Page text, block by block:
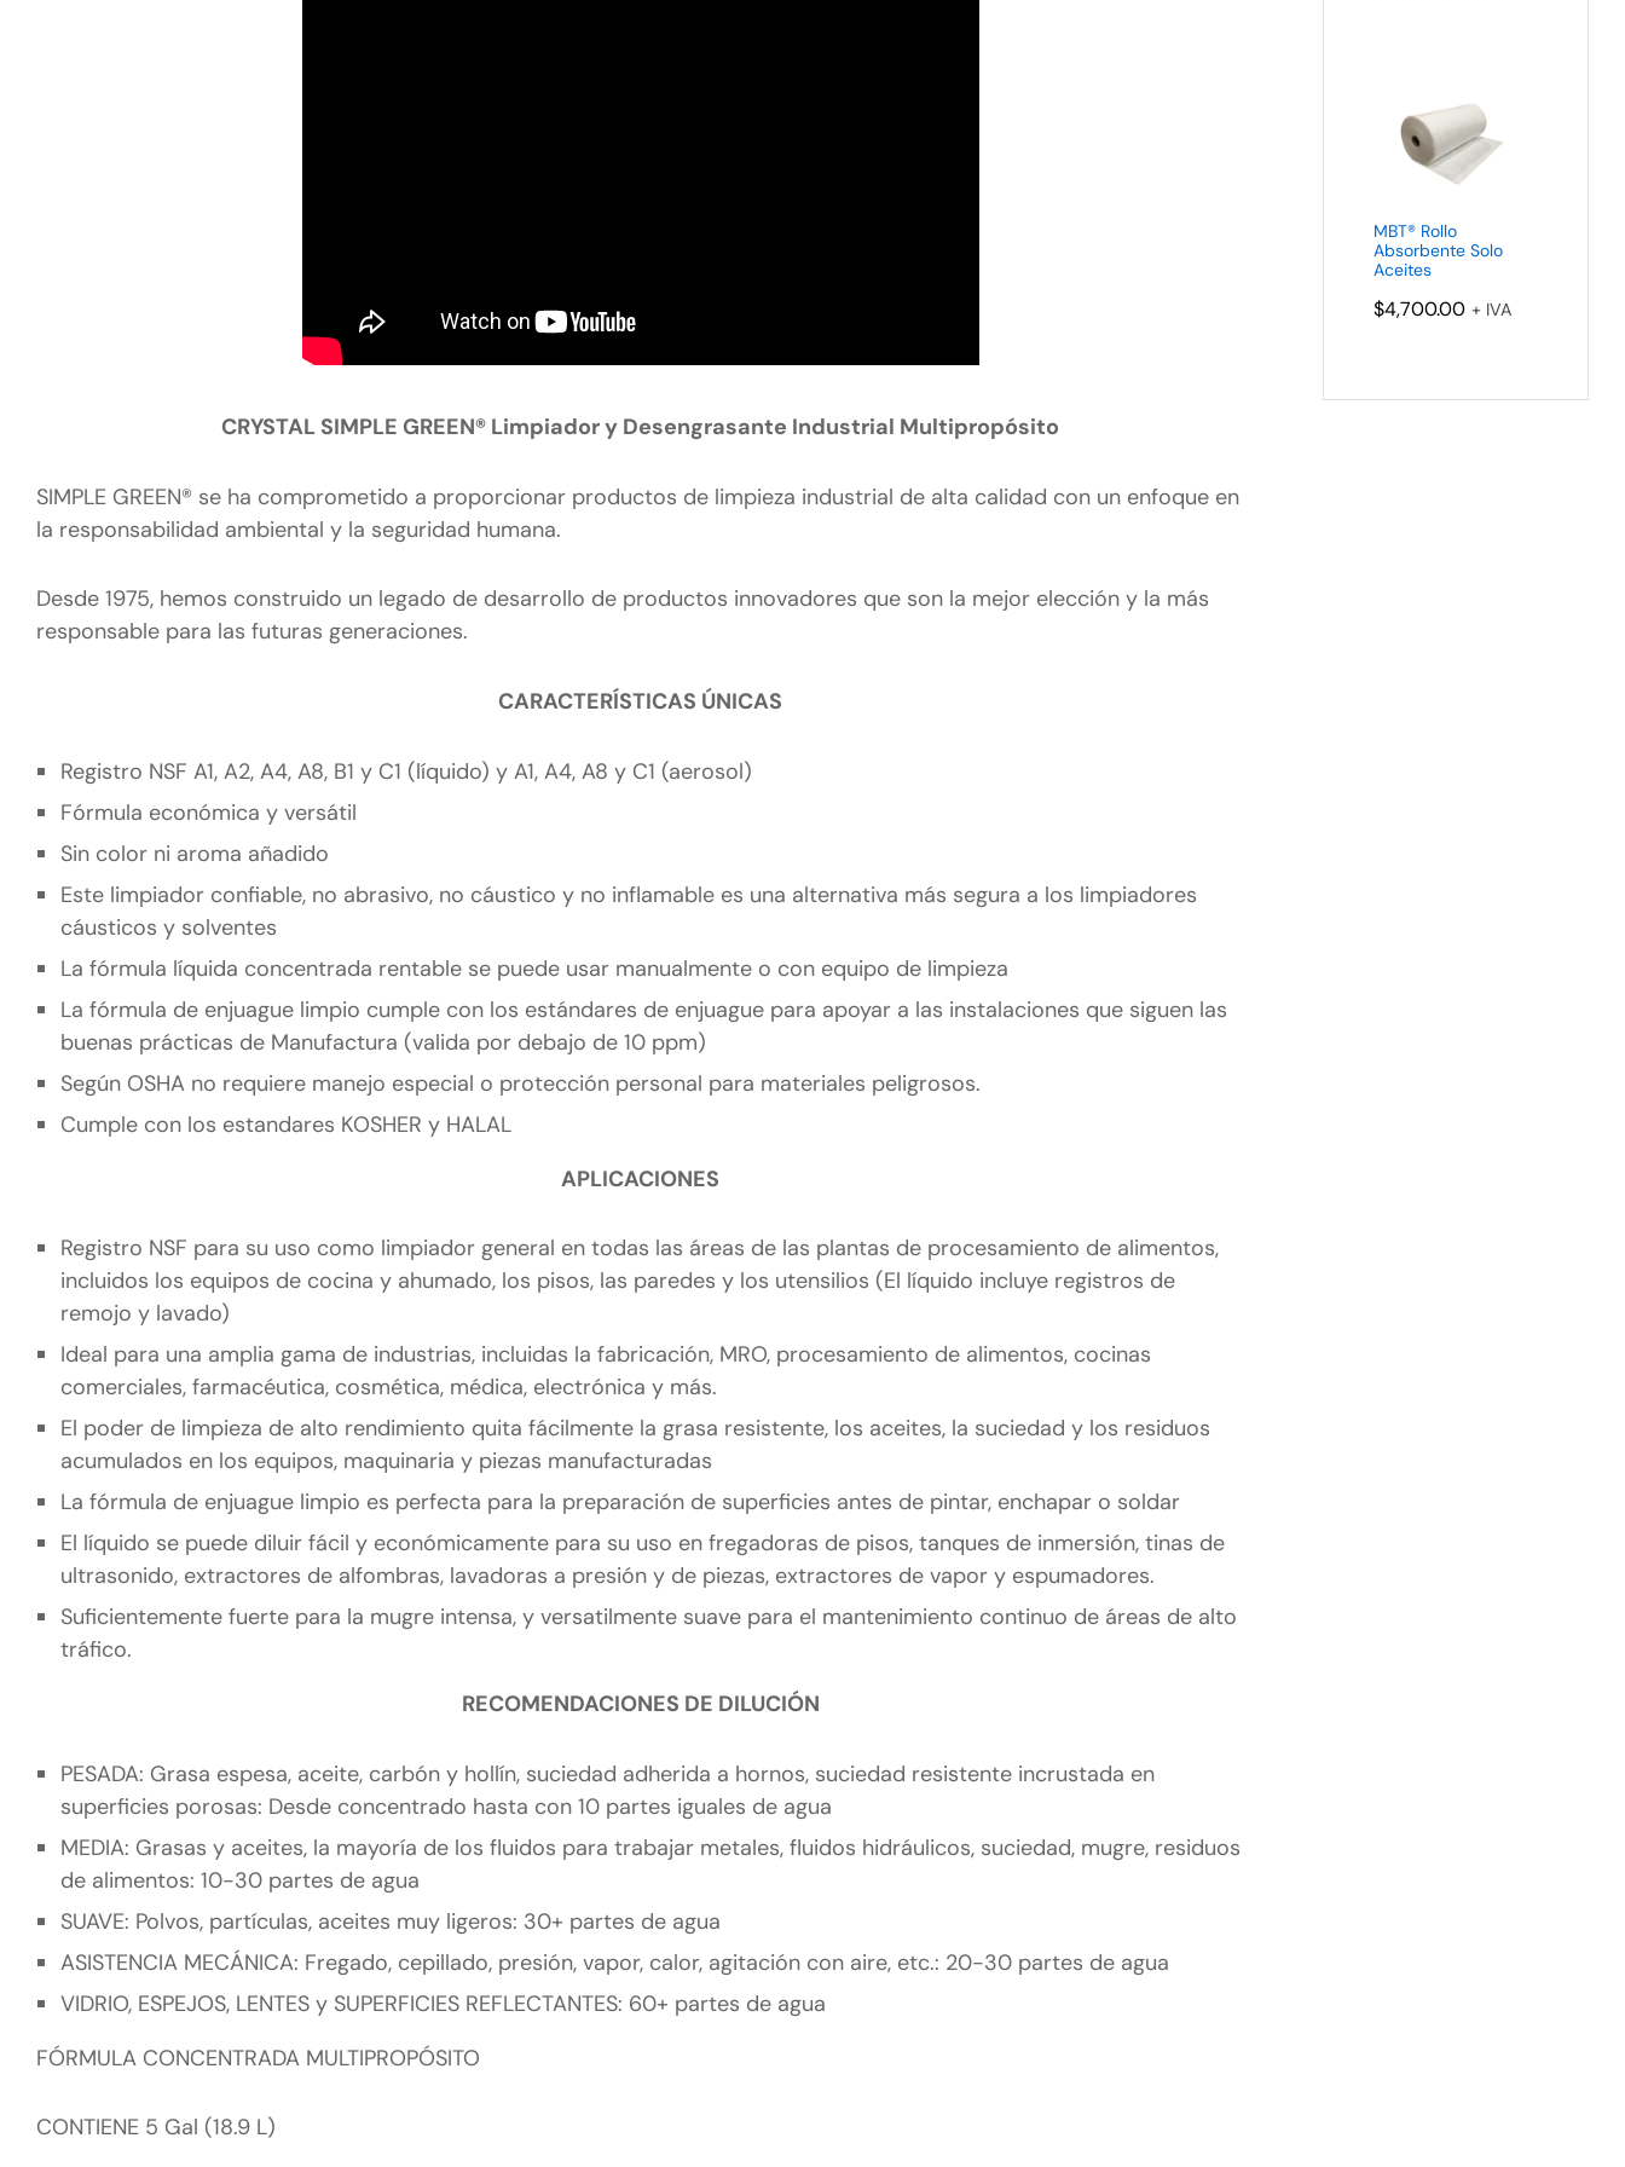
CRYSTAL SIMPLE GREEN® Limpiador y Desengrasante Industrial Multipropósito
SIMPLE GREEN® se ha comprometido a proporcionar productos de limpieza industrial de alta calidad con un enfoque en
la responsabilidad ambiental y la seguridad humana.
Desde 1975, hemos construido un legado de desarrollo de productos innovadores que son la mejor elección y la más
responsable para las futuras generaciones.
CARACTERÍSTICAS ÚNICAS
Registro NSF A1, A2, A4, A8, B1 y C1 (líquido) y A1, A4, A8 y C1 (aerosol)
Fórmula económica y versátil
Sin color ni aroma añadido
Este limpiador confiable, no abrasivo, no cáustico y no inflamable es una alternativa más segura a los limpiadores
cáusticos y solventes
La fórmula líquida concentrada rentable se puede usar manualmente o con equipo de limpieza
La fórmula de enjuague limpio cumple con los estándares de enjuague para apoyar a las instalaciones que siguen las
buenas prácticas de Manufactura (valida por debajo de 10 ppm)
Según OSHA no requiere manejo especial o protección personal para materiales peligrosos.
Cumple con los estandares KOSHER y HALAL
APLICACIONES
Registro NSF para su uso como limpiador general en todas las áreas de las plantas de procesamiento de alimentos,
incluidos los equipos de cocina y ahumado, los pisos, las paredes y los utensilios (El líquido incluye registros de
remojo y lavado)
Ideal para una amplia gama de industrias, incluidas la fabricación, MRO, procesamiento de alimentos, cocinas
comerciales, farmacéutica, cosmética, médica, electrónica y más.
El poder de limpieza de alto rendimiento quita fácilmente la grasa resistente, los aceites, la suciedad y los residuos
acumulados en los equipos, maquinaria y piezas manufacturadas
La fórmula de enjuague limpio es perfecta para la preparación de superficies antes de pintar, enchapar o soldar
El líquido se puede diluir fácil y económicamente para su uso en fregadoras de pisos, tanques de inmersión, tinas de
ultrasonido, extractores de alfombras, lavadoras a presión y de piezas, extractores de vapor y espumadores.
Suficientemente fuerte para la mugre intensa, y versatilmente suave para el mantenimiento continuo de áreas de alto
tráfico.
RECOMENDACIONES DE DILUCIÓN
PESADA: Grasa espesa, aceite, carbón y hollín, suciedad adherida a hornos, suciedad resistente incrustada en
superficies porosas: Desde concentrado hasta con 10 partes iguales de agua
MEDIA: Grasas y aceites, la mayoría de los fluidos para trabajar metales, fluidos hidráulicos, suciedad, mugre, residuos
de alimentos: 10-30 partes de agua
SUAVE: Polvos, partículas, aceites muy ligeros: 30+ partes de agua
ASISTENCIA MECÁNICA: Fregado, cepillado, presión, vapor, calor, agitación con aire, etc.: 20-30 partes de agua
VIDRIO, ESPEJOS, LENTES y SUPERFICIES REFLECTANTES: 60+ partes de agua
FÓRMULA CONCENTRADA MULTIPROPÓSITO
CONTIENE 5 Gal (18.9 L)
MBT® Rollo
Absorbente Solo
Aceites
$4,700.00 + IVA